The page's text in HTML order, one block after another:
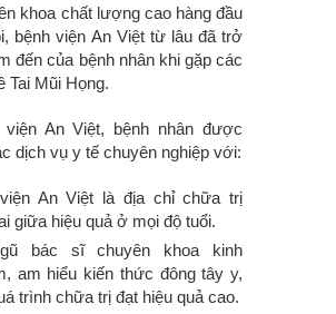
khoa chất lượng cao hàng đầu
bệnh viện An Việt từ lâu đã trở
đến của bệnh nhân khi gặp các
Tai Mũi Họng.
viện An Việt, bệnh nhân được
dịch vụ y tế chuyên nghiệp với:
An Việt là địa chỉ chữa trị
giữa hiệu quả ở mọi độ tuổi.
bác sĩ chuyên khoa kinh
am hiểu kiến thức đông tây y,
trình chữa trị đạt hiệu quả cao.